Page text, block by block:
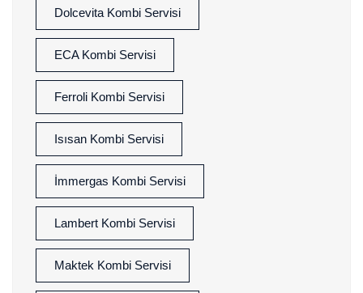
Dolcevita Kombi Servisi
ECA Kombi Servisi
Ferroli Kombi Servisi
Isısan Kombi Servisi
İmmergas Kombi Servisi
Lambert Kombi Servisi
Maktek Kombi Servisi